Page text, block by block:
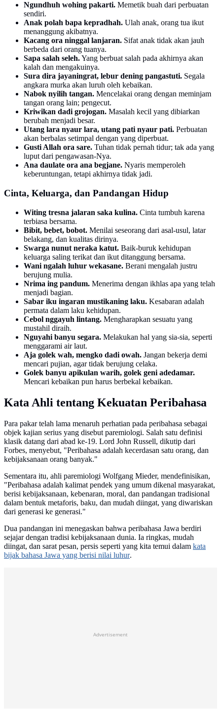
Ngundhuh wohing pakarti. Memetik buah dari perbuatan
sendiri.
Anak polah bapa kepradhah. Ulah anak, orang tua ikut
menanggung akibatnya.
Kacang ora ninggal lanjaran. Sifat anak tidak akan jauh
berbeda dari orang tuanya.
Sapa salah seleh.Yang berbuat salah pada akhirnya akan
kalah dan mengakuinya.
Sura dira jayaningrat, lebur dening pangastuti. Segala
angkara murka akan luruh oleh kebaikan.
Nabok nyilih tangan. Mencelakai orang dengan meminjam
tangan orang lain; pengecut.
Kriwikan dadi grojogan. Masalah kecil yang dibiarkan
berubah menjadi besar.
Utang lara nyaur lara, utang pati nyaur pati. Perbuatan
akan berbalas setimpal dengan yang diperbuat.
Gusti Allah ora sare. Tuhan tidak pernah tidur; tak ada yang
luput dari pengawasan-Nya.
Ana daulate ora ana begjane. Nyaris memperoleh
keberuntungan, tetapi akhirnya tidak jadi.
Cinta, Keluarga, dan Pandangan Hidup
Witing tresna jalaran saka kulina. Cinta tumbuh karena
terbiasa bersama.
Bibit, bebet, bobot. Menilai seseorang dari asal-usul, latar
belakang, dan kualitas dirinya.
Swarga nunut neraka katut. Baik-buruk kehidupan
keluarga saling terikat dan ikut ditanggung bersama.
Wani ngalah luhur wekasane. Berani mengalah justru
berujung mulia.
Nrima ing pandum. Menerima dengan ikhlas apa yang telah
menjadi bagian.
Sabar iku ingaran mustikaning laku. Kesabaran adalah
permata dalam laku kehidupan.
Cebol nggayuh lintang. Mengharapkan sesuatu yang
mustahil diraih.
Nguyahi banyu segara. Melakukan hal yang sia-sia, seperti
menggarami air laut.
Aja golek wah, mengko dadi owah. Jangan bekerja demi
mencari pujian, agar tidak berujung celaka.
Golek banyu apikulan warih, golek geni adedamar.
Mencari kebaikan pun harus berbekal kebaikan.
Kata Ahli tentang Kekuatan Peribahasa
Para pakar telah lama menaruh perhatian pada peribahasa sebagai
objek kajian serius yang disebut paremiologi. Salah satu definisi
klasik datang dari abad ke-19. Lord John Russell, dikutip dari
Forbes, menyebut, "Peribahasa adalah kecerdasan satu orang, dan
kebijaksanaan orang banyak."
Sementara itu, ahli paremiologi Wolfgang Mieder, mendefinisikan,
"Peribahasa adalah kalimat pendek yang umum dikenal masyarakat,
berisi kebijaksanaan, kebenaran, moral, dan pandangan tradisional
dalam bentuk metaforis, baku, dan mudah diingat, yang diwariskan
dari generasi ke generasi."
Dua pandangan ini menegaskan bahwa peribahasa Jawa berdiri
sejajar dengan tradisi kebijaksanaan dunia. Ia ringkas, mudah
diingat, dan sarat pesan, persis seperti yang kita temui dalam kata
bijak bahasa Jawa yang berisi nilai luhur.
Advertisement